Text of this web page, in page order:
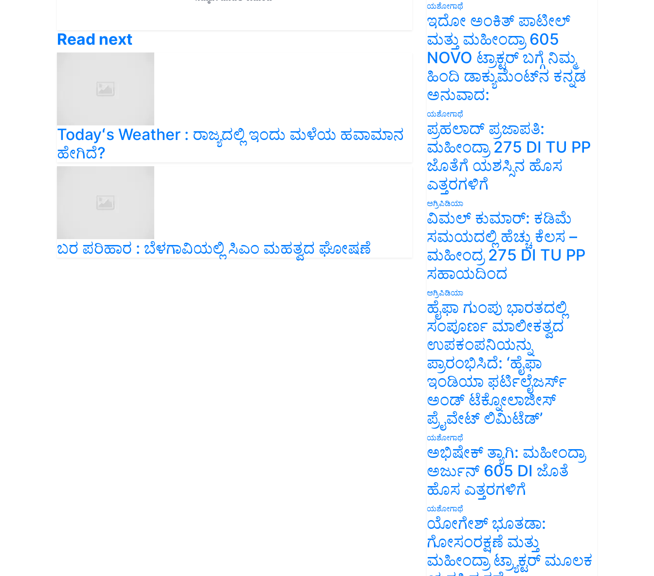
Todayʻs Weather : ರಾಜ್ಯದಲ್ಲಿ ಇಂದು ಮಳೆಯ ಹವಾಮಾನ
ಹೇಗಿದೆ?
ಬರ ಪರಿಹಾರ : ಬೆಳಗಾವಿಯಲ್ಲಿ ಸಿಎಂ ಮಹತ್ವದ ಘೋಷಣೆ
ಯಶೋಗಾಥೆ
ಇದೋ ಅಂಕಿತ್ ಪಾಟೀಲ್
ಮತ್ತು ಮಹೀಂದ್ರಾ 605
NOVO ಟ್ರಾಕ್ಟರ್ ಬಗ್ಗೆ ನಿಮ್ಮ
ಹಿಂದಿ ಡಾಕ್ಯುಮೆಂಟ್‌ನ ಕನ್ನಡ
ಅನುವಾದ:
ಯಶೋಗಾಥೆ
ಪ್ರಹಲಾದ್ ಪ್ರಜಾಪತಿ:
ಮಹೀಂದ್ರಾ 275 DI TU PP
ಜೊತೆಗೆ ಯಶಸ್ಸಿನ ಹೊಸ
ಎತ್ತರಗಳಿಗೆ
ಅಗ್ರಿಪಿಡಿಯಾ
ವಿಮಲ್ ಕುಮಾರ್: ಕಡಿಮೆ
ಸಮಯದಲ್ಲಿ ಹೆಚ್ಚು ಕೆಲಸ –
ಮಹೀಂದ್ರ 275 DI TU PP
ಸಹಾಯದಿಂದ
ಅಗ್ರಿಪಿಡಿಯಾ
ಹೈಫಾ ಗುಂಪು ಭಾರತದಲ್ಲಿ
ಸಂಪೂರ್ಣ ಮಾಲೀಕತ್ವದ
ಉಪಕಂಪನಿಯನ್ನು
ಪ್ರಾರಂಭಿಸಿದೆ: ‘ಹೈಫಾ
ಇಂಡಿಯಾ ಫರ್ಟಿಲೈಜರ್ಸ್
ಅಂಡ್ ಟೆಕ್ನೋಲಾಜೀಸ್
ಪ್ರೈವೇಟ್ ಲಿಮಿಟೆಡ್’
ಯಶೋಗಾಥೆ
ಅಭಿಷೇಕ್ ತ್ಯಾಗಿ: ಮಹೀಂದ್ರಾ
ಅರ್ಜುನ್ 605 DI ಜೊತೆ
ಹೊಸ ಎತ್ತರಗಳಿಗೆ
ಯಶೋಗಾಥೆ
ಯೋಗೇಶ್ ಭೂತಡಾ:
ಗೋಸಂರಕ್ಷಣೆ ಮತ್ತು
ಮಹೀಂದ್ರಾ ಟ್ರ್ಯಾಕ್ಟರ್ ಮೂಲಕ